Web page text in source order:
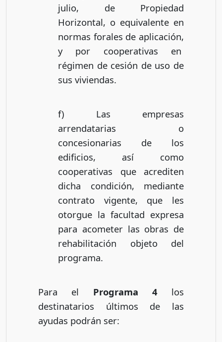
julio, de Propiedad
Horizontal, o equivalente en
normas forales de aplicación,
y por cooperativas en
régimen de cesión de uso de
sus viviendas.
f) Las empresas
arrendatarias o
concesionarias de los
edificios, así como
cooperativas que acrediten
dicha condición, mediante
contrato vigente, que les
otorgue la facultad expresa
para acometer las obras de
rehabilitación objeto del
programa.
Para el Programa 4los
destinatarios últimos de las
ayudas podrán ser: